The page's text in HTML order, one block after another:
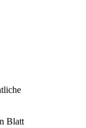
Blatt